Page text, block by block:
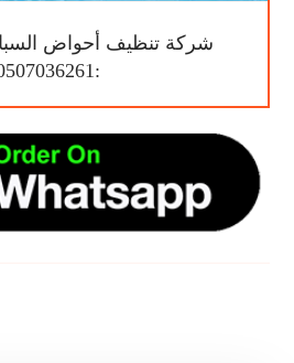
شركة تنظيف أحواض
:0507036261